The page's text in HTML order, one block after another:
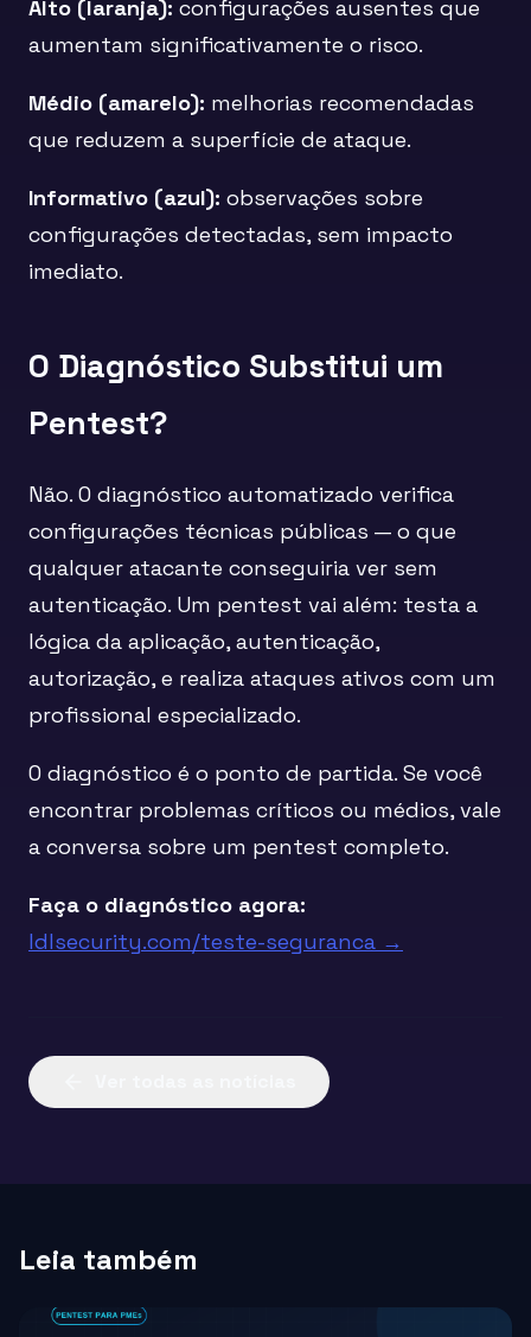
Alto (laranja): configurações ausentes que
aumentam significativamente o risco.
Médio (amarelo): melhorias recomendadas
que reduzem a superfície de ataque.
Informativo (azul): observações sobre
configurações detectadas, sem impacto
imediato.
O Diagnóstico Substitui um
Pentest?
Não. O diagnóstico automatizado verifica
configurações técnicas públicas — o que
qualquer atacante conseguiria ver sem
autenticação. Um pentest vai além: testa a
lógica da aplicação, autenticação,
autorização, e realiza ataques ativos com um
profissional especializado.
O diagnóstico é o ponto de partida. Se você
encontrar problemas críticos ou médios, vale
a conversa sobre um pentest completo.
Faça o diagnóstico agora:
ldlsecurity.com/teste-seguranca →
Leia também